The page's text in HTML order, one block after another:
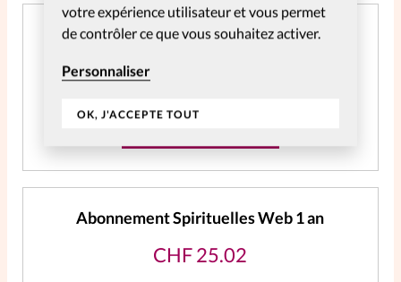
votre expérience utilisateur et vous permet
de contrôler ce que vous souhaitez activer.
Personnaliser
OK, J'ACCEPTE TOUT
Créer un compte gratuitement
Et profitez gratuitement de l'accès aux articles web
réservés aux abonnés pendant 14 jours.
Abonnement Spirituelles Web 1 an
CHF25.02